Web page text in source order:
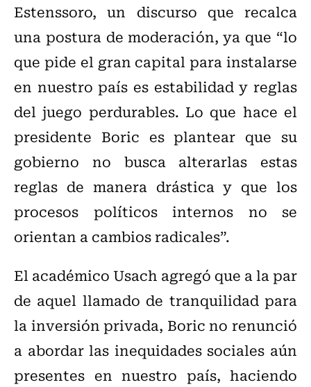
Estenssoro, un discurso que recalca
una postura de moderación, ya que “lo
que pide el gran capital para instalarse
en nuestro país es estabilidad y reglas
del juego perdurables. Lo que hace el
presidente Boric es plantear que su
gobierno no busca alterarlas estas
reglas de manera drástica y que los
procesos políticos internos no se
orientan a cambios radicales”.
El académico Usach agregó que a la par
de aquel llamado de tranquilidad para
la inversión privada, Boric no renunció
a abordar las inequidades sociales aún
presentes en nuestro país, haciendo